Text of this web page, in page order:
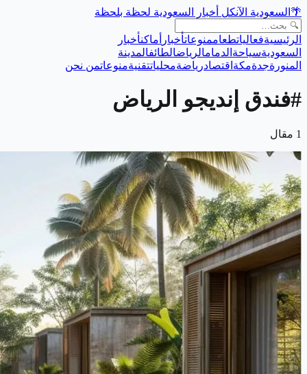
🌴 السعودية الآنكل أخبار السعودية لحظة بلحظة
الرئيسيةفعالياتطعاممنوعاتأخبار أماكنأخبار
السعوديةسياحة الدمامالرياضالطائفالمدينة
المنورةجدةمكة اقتصادرياضةمحلياتتقنيةمنوعاتمن نحن
#فندق إنديجو الرياض
1 مقال